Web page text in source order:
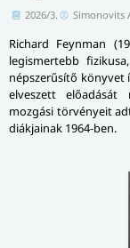
2026/3. Simonovits
Richard Feynman
legismertebb
népszerűsítő
elveszett
mozgási törvényeit
diákjainak 1964-ben.